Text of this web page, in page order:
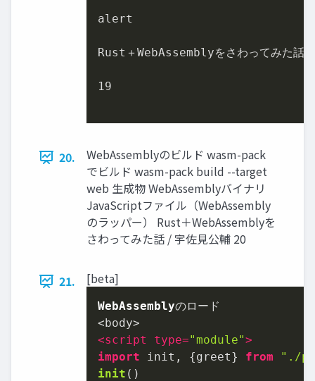
alert
Rust＋WebAssemblyをさわってみた話
19
20.
WebAssemblyのビルド wasm-pack
でビルド wasm-pack build --target
web 生成物 WebAssemblyバイナリ
JavaScriptファイル（WebAssembly
のラッパー） Rust＋WebAssemblyを
さわってみた話 / 宇佐見公輔 20
21. [beta]
WebAssemblyのロード
<script type="module">
import init, {greet} from
"./
init ()